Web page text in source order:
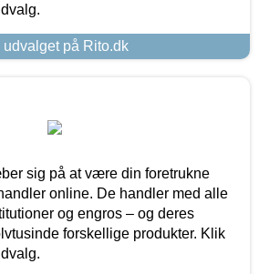
udvalget på Rito.dk
sig på at være din foretrukne
online. De handler med alle
og engros – og deres
forskellige produkter. Klik